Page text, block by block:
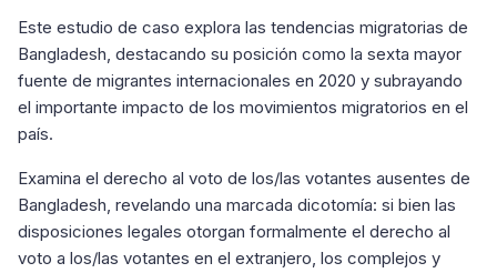
Este estudio de caso explora las tendencias migratorias de
Bangladesh, destacando su posición como la sexta mayor
fuente de migrantes internacionales en 2020 y subrayando
el importante impacto de los movimientos migratorios en el
país.
Examina el derecho al voto de los/las votantes ausentes de
Bangladesh, revelando una marcada dicotomía: si bien las
disposiciones legales otorgan formalmente el derecho al
voto a los/las votantes en el extranjero, los complejos y